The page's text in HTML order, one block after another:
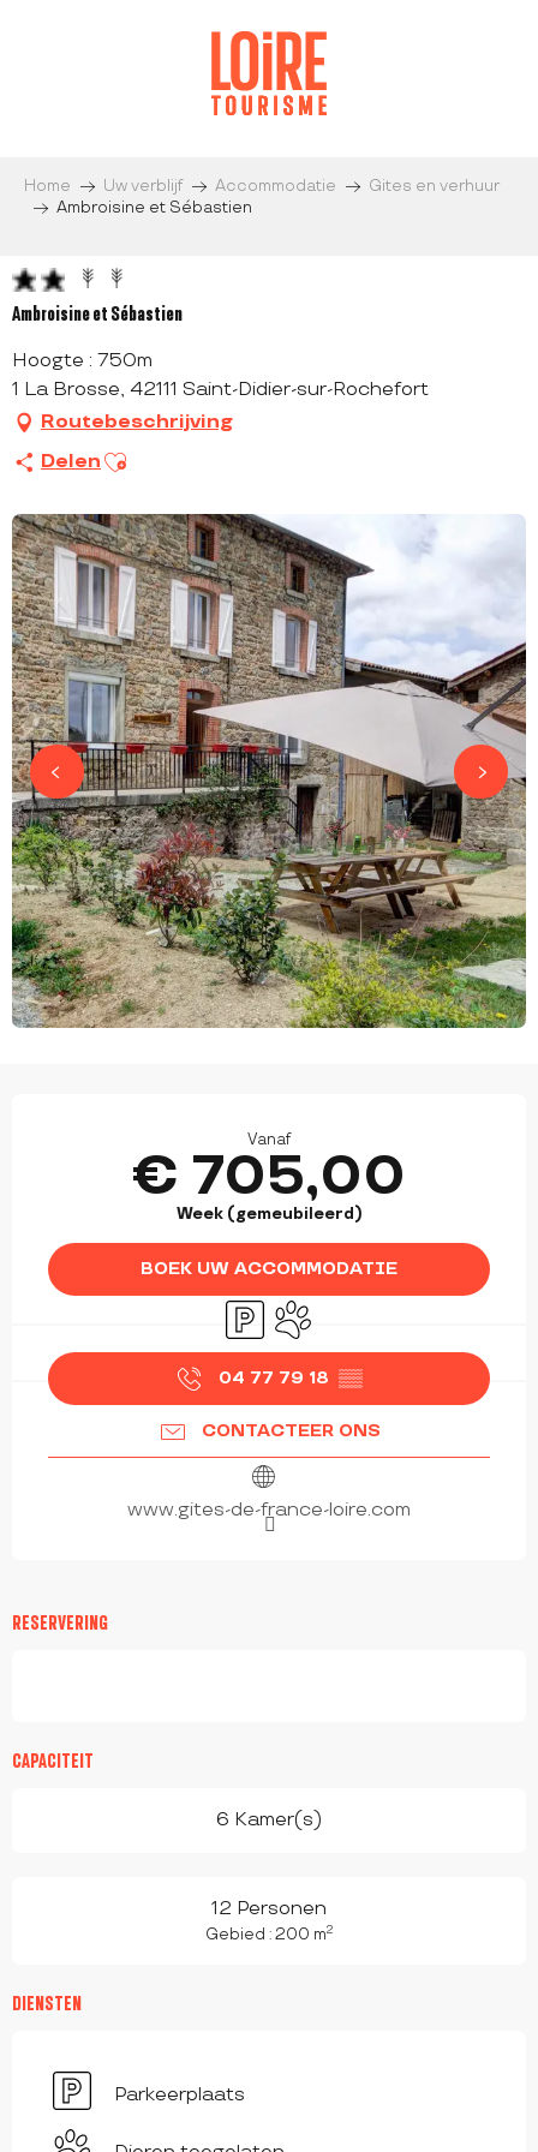
Home Uw verblijf Accommodatie
Gites en verhuur
Ambroisine et Sébastien
Ambroisine et Sébastien
Hoogte : 750m
1 La Brosse, 42111 Saint-Didier-sur-Rochefort
Routebeschrijving
Delen Ajouter aux favoris
Vanaf
€ 705,00
Week (gemeubileerd)
BOEK UW ACCOMMODATIE
Parkeerplaats
Dieren toegelaten
04 77 79 18 ▒▒
CONTACTEER ONS
www.gites-de-france-loire.com
RESERVERING
CAPACITEIT
6 Kamer(s)
12 Personen
Gebied : 200 m2
DIENSTEN
Parkeerplaats